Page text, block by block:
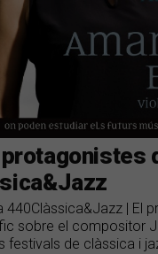
protagonistes
| El
sobre el compositor
festivals de clàssica i